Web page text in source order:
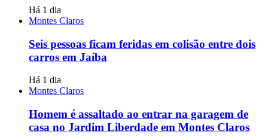
Há 1 dia
Montes Claros
Seis pessoas ficam feridas em colisão entre dois
carros em Jaíba
Há 1 dia
Montes Claros
Homem é assaltado ao entrar na garagem de
casa no Jardim Liberdade em Montes Claros